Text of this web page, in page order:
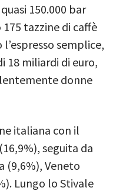
150.000 bar
tazzine di caffè
semplice,
18 miliardi di euro,
donne
italiana con il
seguita da
(9,6%), Veneto
Lungo lo Stivale